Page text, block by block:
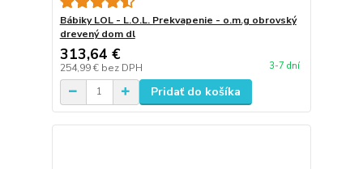
Bábiky LOL - L.O.L. Prekvapenie - o.m.g obrovský
drevený dom dl
313,64 €
254,99 € bez DPH 3-7 dní
Pridať do košíka